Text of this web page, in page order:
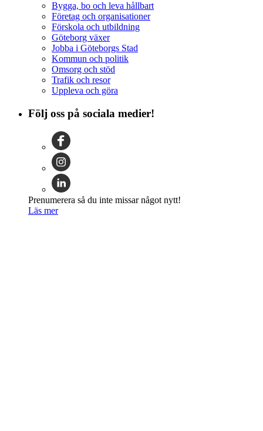
Bygga, bo och leva hållbart
Företag och organisationer
Förskola och utbildning
Göteborg växer
Jobba i Göteborgs Stad
Kommun och politik
Omsorg och stöd
Trafik och resor
Uppleva och göra
Följ oss på sociala medier!
Prenumerera så du inte missar något nytt!
Läs mer